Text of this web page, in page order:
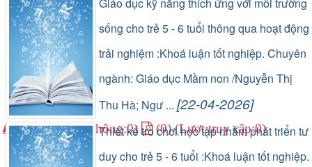
sống cho trẻ 5 - 6 tuổi thông qua hoạt động
trải nghiệm :Khoá luận tốt nghiệp. Chuyên
ngành: Giáo dục Mầm non /Nguyễn Thị
Thu Hà; Ngư ... [22-04-2026]
(1) (Lượt lưu thông:0) (0) (Lượt truy cập:0)
Thiết kế trò chơi học tập nhằm phát triển tư
duy cho trẻ 5 - 6 tuổi :Khoá luận tốt nghiệp.